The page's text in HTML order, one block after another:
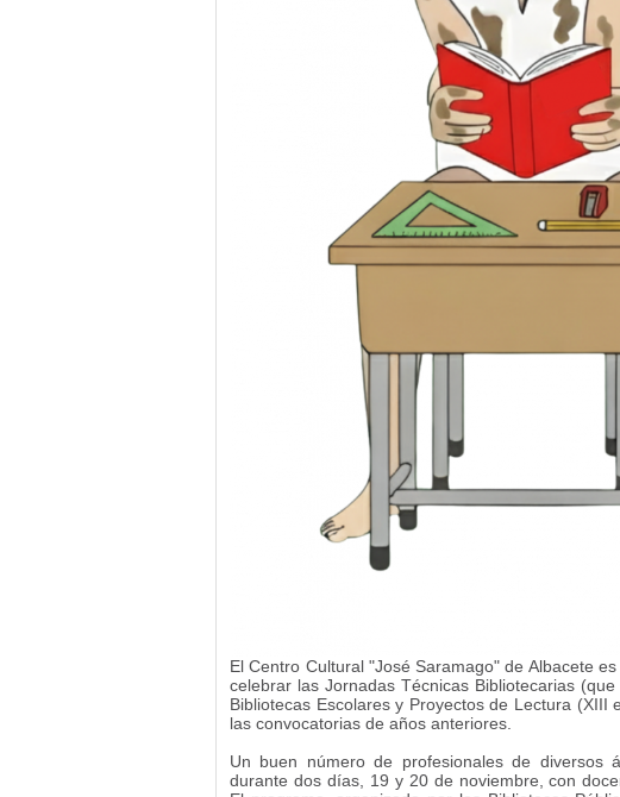
El Centro Cultural "José Saramago" de Albacete
celebrar las Jornadas Técnicas Bibliotecarias
Bibliotecas Escolares y Proyectos de Lectura (XIII
las convocatorias de años anteriores.
Un buen número de profesionales de diversos
durante dos días, 19 y 20 de noviembre, con